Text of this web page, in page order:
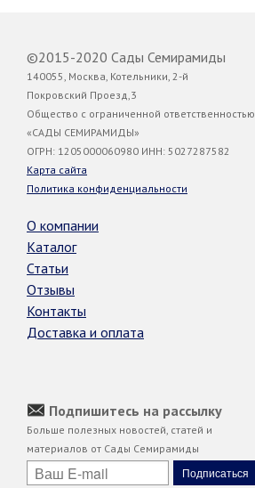
©2015-2020 Сады Семирамиды
140055, Москва, Котельники, 2-й
Покровский Проезд,3
Общество с ограниченной ответственностью
«САДЫ СЕМИРАМИДЫ»
ОГРН: 1205000060980 ИНН: 5027287582
Карта сайта
Политика конфиденциальности
О компании
Каталог
Статьи
Отзывы
Контакты
Доставка и оплата
Подпишитесь на рассылку
Больше полезных новостей, статей и
материалов от Сады Семирамиды